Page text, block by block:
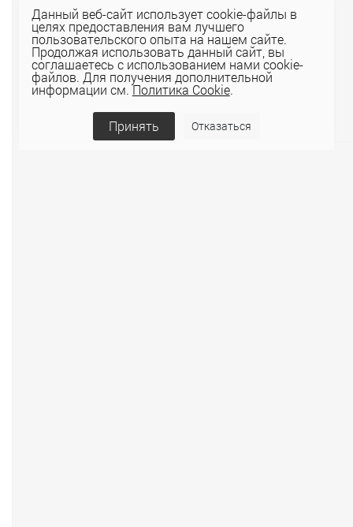
Данный веб-сайт использует cookie-файлы в
целях предоставления вам лучшего
пользовательского опыта на нашем сайте.
Продолжая использовать данный сайт, вы
соглашаетесь с использованием нами cookie-
файлов. Для получения дополнительной
информации см.Политика Cookie.
Принять Отказаться